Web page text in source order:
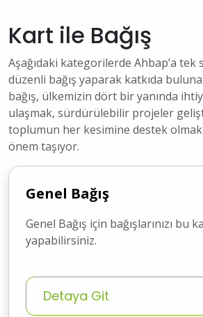
Kart ile Bağış
Aşağıdaki kategorilerde Ahbap’a tek
düzenli bağış yaparak katkıda
bağış, ülkemizin dört bir yanında
ulaşmak, sürdürülebilir projeler
toplumun her kesimine destek
önem taşıyor.
Genel Bağış
Genel Bağış için bağışlarınızı bu
yapabilirsiniz.
Detaya Git